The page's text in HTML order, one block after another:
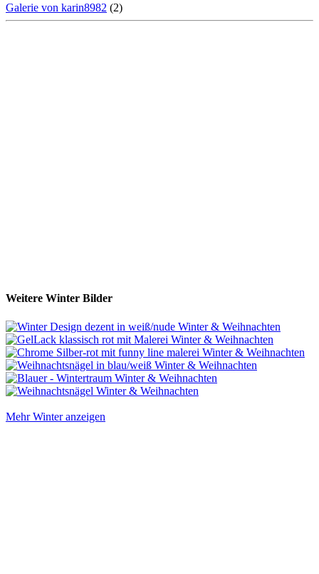
Galerie von karin8982 (2)
Weitere Winter Bilder
Mehr Winter anzeigen